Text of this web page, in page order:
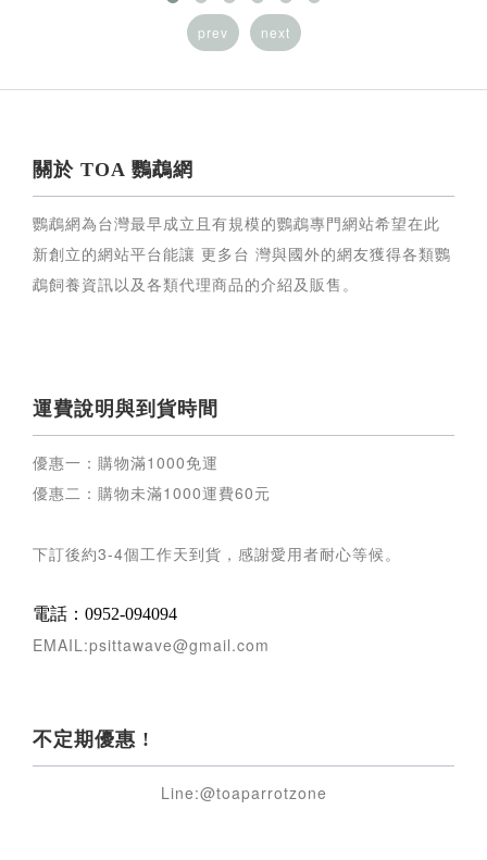
prev next
關於 TOA 鸚鵡網
鸚鵡網為台灣最早成立且有規模的鸚鵡專門網站希望在此
新創立的網站平台能讓 更多台 灣與國外的網友獲得各類鸚
鵡飼養資訊以及各類代理商品的介紹及販售。
運費說明與到貨時間
優惠一：購物滿1000免運
優惠二：購物未滿1000運費60元
下訂後約3-4個工作天到貨，感謝愛用者耐心等候。
電話：0952-094094
EMAIL:psittawave@gmail.com
不定期優惠 !
Line:@toaparrotzone